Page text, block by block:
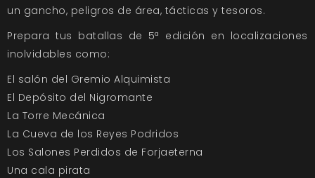
un gancho, peligros de área, tácticas y tesoros.
Prepara tus batallas de 5ª edición en localizaciones
inolvidables como:
El salón del Gremio Alquimista
El Depósito del Nigromante
La Torre Mecánica
La Cueva de los Reyes Podridos
Los Salones Perdidos de Forjaeterna
Una cala pirata